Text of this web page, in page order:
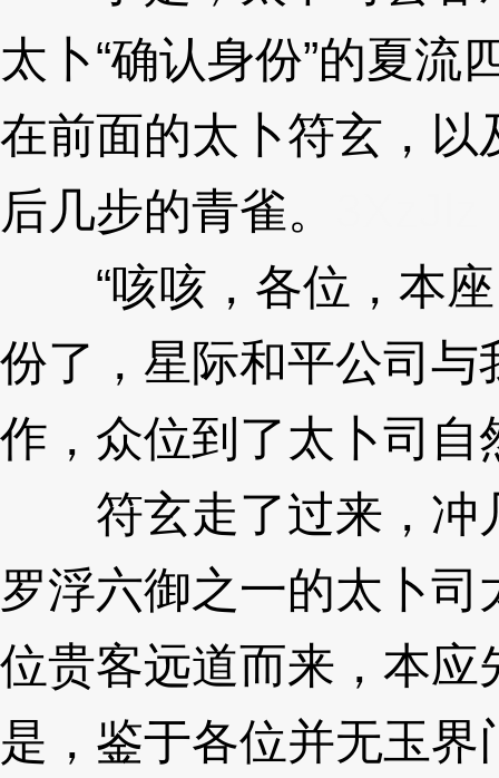
太卜“确认身份”的夏流
在前面的太卜符玄，
后几步的青雀。
“咳咳，各位，本座
份了，星际和平公司与
作，众位到了太卜司自
符玄走了过来，冲
罗浮六御之一的太卜
位贵客远道而来，本
是，鉴于各位并无玉